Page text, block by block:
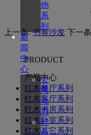
他
系
列
新
闻
中
心
公
司
动
态
行
业
上一条:书卷沙发 下一
PRODUCT
产品中心
红木餐厅系列
红木客厅系列
红木书房系列
红木卧室系列
红木其它系列